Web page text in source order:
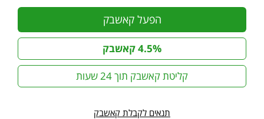
הפעל קאשבק
4.5% קאשבק
קליטת קאשבק תוך 24 שעות
תנאים לקבלת קאשבק